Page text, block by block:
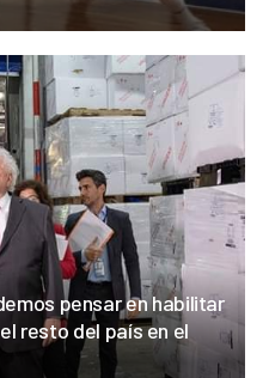
pensar en habilitar
resto del país en el